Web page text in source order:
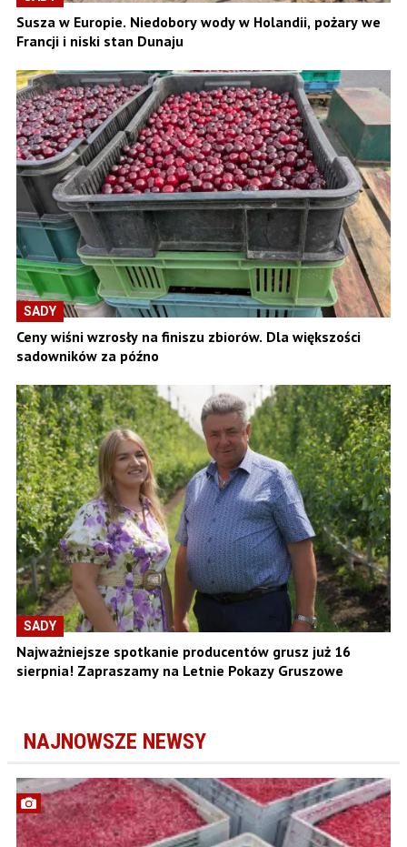
Susza w Europie. Niedobory wody w Holandii, pożary we
Francji i niski stan Dunaju
SADY
Ceny wiśni wzrosły na finiszu zbiorów. Dla większości
sadowników za późno
SADY
Najważniejsze spotkanie producentów grusz już 16
sierpnia! Zapraszamy na Letnie Pokazy Gruszowe
NAJNOWSZE NEWSY